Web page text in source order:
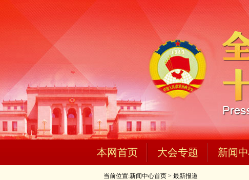
本网首页 大会专题 新闻
当前位置:新闻中心首页 > 最新报道